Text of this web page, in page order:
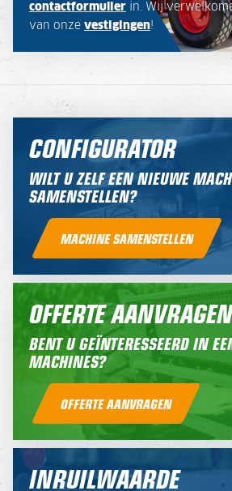
contactformulier in. Wij
van onze vestigingen!
CONFIGURATOR
WILT U ZELF EEN NIEUWE
SAMENSTELLEN?
MACHINE SAMENSTELLEN
OFFERTE AANVRAGEN
BENT U GEÏNTERESSEERD IN
MACHINES?
OFFERTE AANVRAGEN
INRUILWAARDE